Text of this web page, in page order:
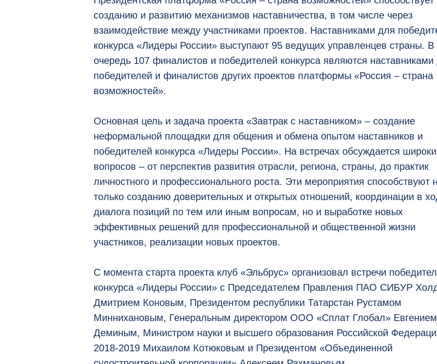
созданию и развитию механизмов наставничества, в том числе через
взаимодействие между участниками проектов. Наставниками для
конкурса «Лидеры России» выступают 95 ведущих управленцев страны.
очередь 107 финалистов и победителей конкурса являются наставниками
победителей и финалистов других проектов платформы «Россия – страна
возможностей».
Основная цель и задача проекта «Завтрак с наставником» – создание
неформальной площадки для общения и обмена опытом наставников и
победителей конкурса «Лидеры России». На встречах обсуждается
вопросов – от перспектив развития отрасли, региона, страны, до практик
личностного и профессионального роста. Эти мероприятия способствуют
только созданию доверительных и открытых отношений, координации в
диалога позиций по тем или иным вопросам, но и выработке новых
эффективных решений для профессиональной и общественной жизни
участников, реализации новых проектов.
С момента старта проекта клуб «Эльбрус» организовал встречи
конкурса «Лидеры России» с Председателем Правления ПАО СИБУР
Дмитрием Коновым, Президентом республики Татарстан Рустамом
Миннихановым, Генеральным директором ООО «Сплат Глобал» Евгением
Деминым, Министром науки и высшего образования Российской
2018-2019 Михаилом Котюковым и Президентом «Объединенной